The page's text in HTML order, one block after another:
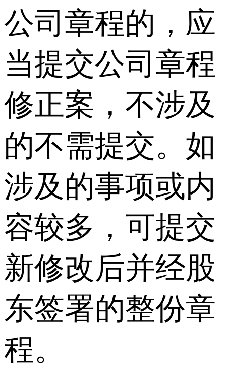
公司章程的，应
当提交公司章程
修正案，不涉及
的不需提交。如
涉及的事项或内
容较多，可提交
新修改后并经股
东签署的整份章
程。